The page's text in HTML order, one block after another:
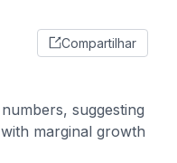
Compartilhar
suggesting
marginal growth